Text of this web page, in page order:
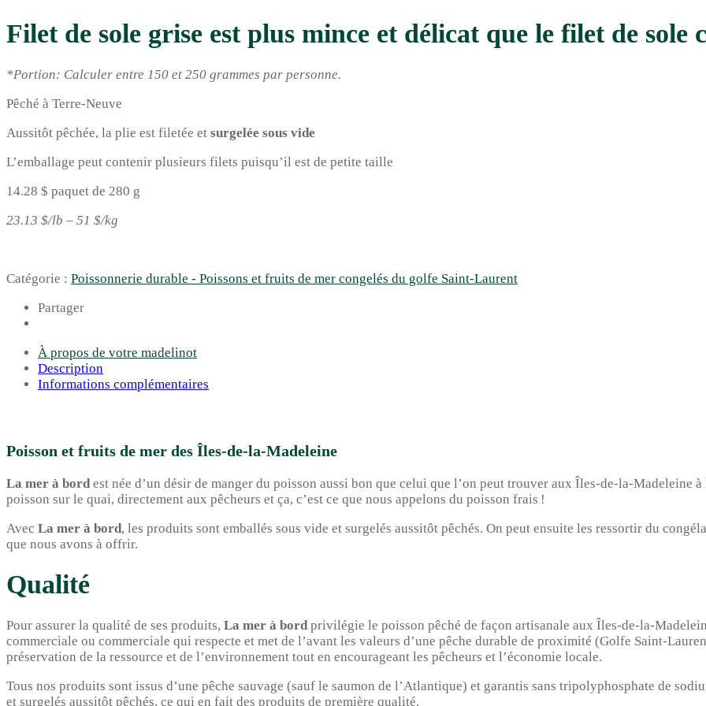
Filet de sole grise est plus mince et délicat que le filet de sole
*Portion: Calculer entre 150 et 250 grammes par personne.
Pêché à Terre-Neuve
Aussitôt pêchée, la plie est filetée et surgelée sous vide
L’emballage peut contenir plusieurs filets puisqu’il est de petite taille
14.28 $ paquet de 280 g
23.13 $/lb – 51 $/kg
Catégorie : Poissonnerie durable - Poissons et fruits de mer congelés du golfe Saint-Laurent
Partager
À propos de votre madelinot
Description
Informations complémentaires
Poisson et fruits de mer des Îles-de-la-Madeleine
La mer à bord est née d’un désir de manger du poisson aussi bon que celui que l’on peut trouver aux Îles-de-la-Madeleine
poisson sur le quai, directement aux pêcheurs et ça, c’est ce que nous appelons du poisson frais !
Avec La mer à bord, les produits sont emballés sous vide et surgelés aussitôt pêchés. On peut ensuite les ressortir du
que nous avons à offrir.
Qualité
Pour assurer la qualité de ses produits, La mer à bord privilégie le poisson pêché de façon artisanale aux Îles-de-la-
commerciale ou commerciale qui respecte et met de l’avant les valeurs d’une pêche durable de proximité (Golfe Saint-
préservation de la ressource et de l’environnement tout en encourageant les pêcheurs et l’économie locale.
Tous nos produits sont issus d’une pêche sauvage (sauf le saumon de l’Atlantique) et garantis sans tripolyphosphate de
et surgelés aussitôt pêchés, ce qui en fait des produits de première qualité.